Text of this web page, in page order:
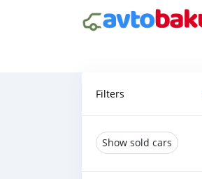
Filters
Show sold cars